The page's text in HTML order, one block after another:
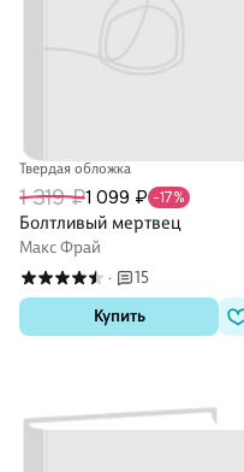
Твердая обложка
1 319 ₽1 099 ₽ -17%
Болтливый мертвец
Макс Фрай
·
15
Купить